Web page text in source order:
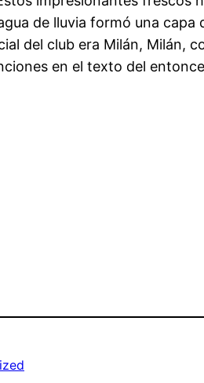
de lluvia formó una
del club era Milán,
en el texto del